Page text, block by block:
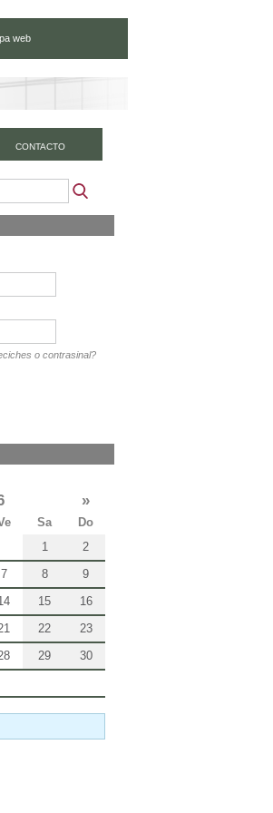
web
CONTACTO
o contrasinal?
»
Sa
Do
1
2
7 8
9
15
16
22
23
29
30